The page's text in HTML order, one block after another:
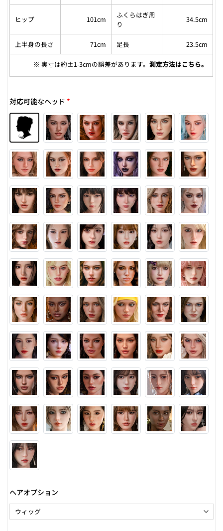
ヒップ 101cm
ふくらはぎ周
り
34.5cm
上半身の長さ 71cm 足長 23.5cm
※ 実寸は約±1-3cmの誤差があります。測定方法はこちら。
対応可能なヘッド *
ヘアオプション